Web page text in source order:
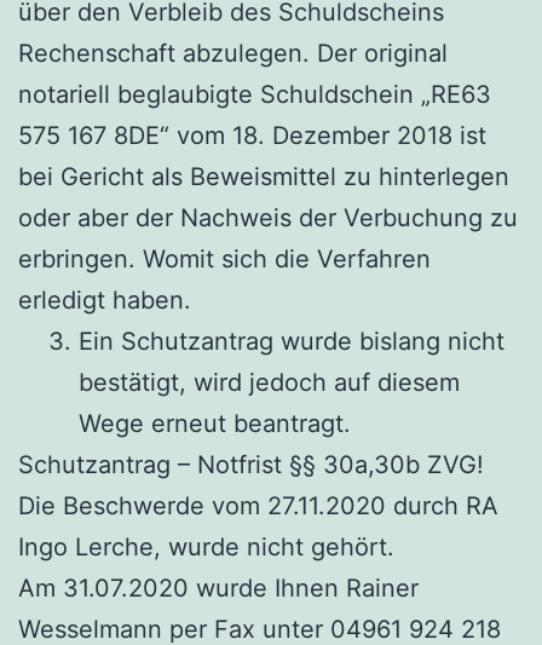
über den Verbleib des Schuldscheins
Rechenschaft abzulegen. Der original
notariell beglaubigte Schuldschein „RE63
575 167 8DE“ vom 18. Dezember 2018 ist
bei Gericht als Beweismittel zu hinterlegen
oder aber der Nachweis der Verbuchung zu
erbringen. Womit sich die Verfahren
erledigt haben.
Ein Schutzantrag wurde bislang nicht
bestätigt, wird jedoch auf diesem
Wege erneut beantragt.
Schutzantrag – Notfrist §§ 30a,30b ZVG!
Die Beschwerde vom 27.11.2020 durch RA
Ingo Lerche, wurde nicht gehört.
Am 31.07.2020 wurde Ihnen Rainer
Wesselmann per Fax unter 04961 924 218